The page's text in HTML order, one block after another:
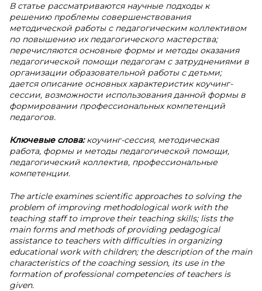
В статье рассматриваются научные подходы к
решению проблемы совершенствования
методической работы с педагогическим коллективом
по повышению их педагогического мастерства;
перечисляются основные формы и методы оказания
педагогической помощи педагогам с затруднениями в
организации образовательной работы с детьми;
дается описание основных характеристик коучинг-
сессии, возможности использования данной формы в
формировании профессиональных компетенций
педагогов.
Ключевые слова:коучинг-сессия, методическая
работа, формы и методы педагогической помощи,
педагогический коллектив, профессиональные
компетенции.
The article examines scientific approaches to solving the
problem of improving methodological work with the
teaching staff to improve their teaching skills; lists the
main forms and methods of providing pedagogical
assistance to teachers with difficulties in organizing
educational work with children; the description of the main
characteristics of the coaching session, its use in the
formation of professional competencies of teachers is
given.